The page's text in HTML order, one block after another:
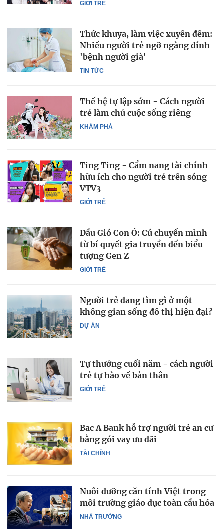
GIỚI TRẺ
TIN TỨC
Thức khuya, làm việc xuyên đêm:
Nhiều người trẻ ngỡ ngàng dính
'bệnh người già'
KHÁM PHÁ
Thế hệ tự lập sớm - Cách người
trẻ làm chủ cuộc sống riêng
GIỚI TRẺ
Ting Ting - Cẩm nang tài chính
hữu ích cho người trẻ trên sóng
VTV3
GIỚI TRẺ
Dầu Gió Con Ó: Cú chuyển mình
từ bí quyết gia truyền đến biểu
tượng Gen Z
DỰ ÁN
Người trẻ đang tìm gì ở một
không gian sống đô thị hiện đại?
GIỚI TRẺ
Tự thưởng cuối năm - cách người
trẻ tự hào về bản thân
TÀI CHÍNH
Bac A Bank hỗ trợ người trẻ an cư
bằng gói vay ưu đãi
NHÀ TRƯỜNG
Nuôi dưỡng căn tính Việt trong
môi trường giáo dục toàn cầu hóa